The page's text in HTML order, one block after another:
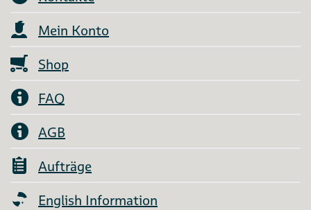
Mein Konto
Shop
FAQ
AGB
Aufträge
English Information